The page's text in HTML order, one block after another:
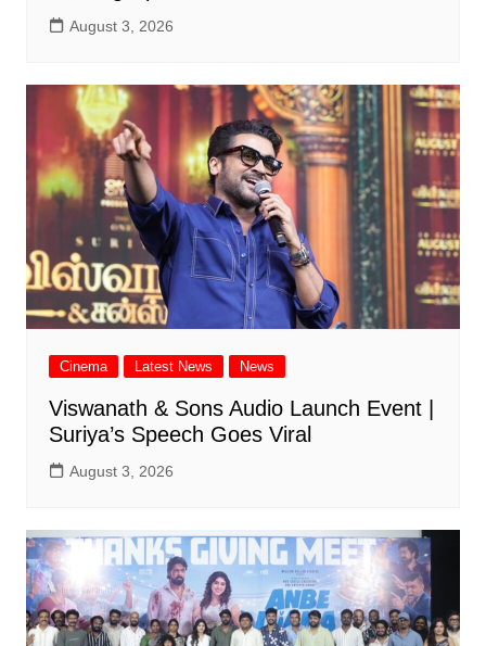
August 3, 2026
Cinema Latest News News
Viswanath & Sons Audio Launch Event |
Suriya’s Speech Goes Viral
August 3, 2026